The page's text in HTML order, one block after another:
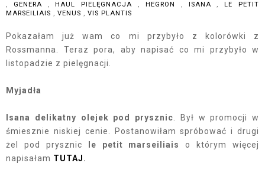
, GENERA ,HAUL PIELĘGNACJA , HEGRON , ISANA ,LE PETIT
MARSEILIAIS , VENUS , VIS PLANTIS
Pokazałam już wam co mi przybyło z kolorówki z
Rossmanna. Teraz pora, aby napisać co mi przybyło w
listopadzie z pielęgnacji.
Myjadła
Isana delikatny olejek pod prysznic . Był w promocji w
śmiesznie niskiej cenie. Postanowiłam spróbować i drugi
żel pod prysznic le petit marseiliaiso którym więcej
napisałam TUTAJ.